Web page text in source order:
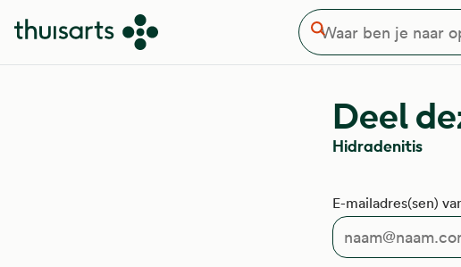
Overslaan en naar de inhoud gaan Waar ben je naar op zoek?
Zoeken
Deel
Hidradenitis
E-mailadres(sen)